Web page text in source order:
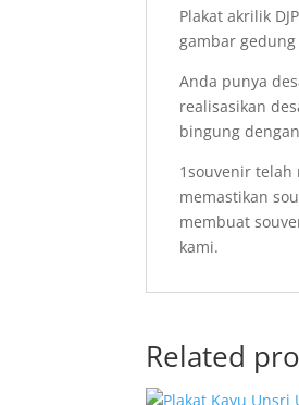
Plakat akrilik
gambar
Anda punya
realisasikan
bingung
1souvenir telah
memastikan
membuat
kami.
Related